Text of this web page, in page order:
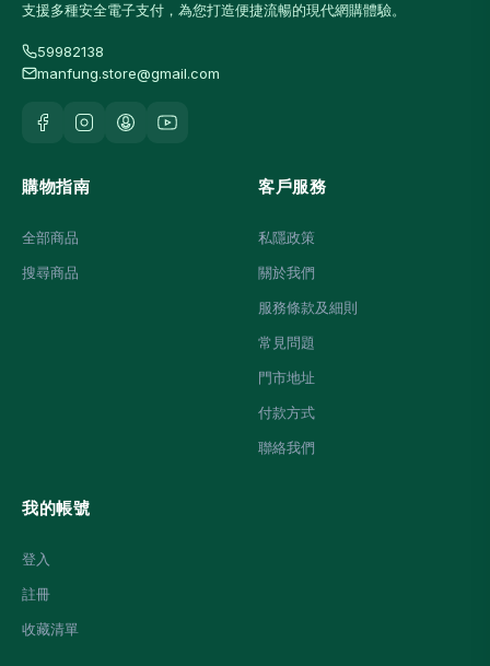
支援多種安全電子支付，為您打造便捷流暢的現代網購體驗。
59982138
manfung.store@gmail.com
購物指南
全部商品
搜尋商品
客戶服務
私隱政策
關於我們
服務條款及細則
常見問題
門市地址
付款方式
聯絡我們
我的帳號
登入
註冊
收藏清單